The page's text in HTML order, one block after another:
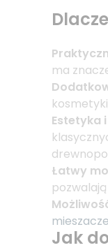
ma
Estetyka
Łatwy
Jak